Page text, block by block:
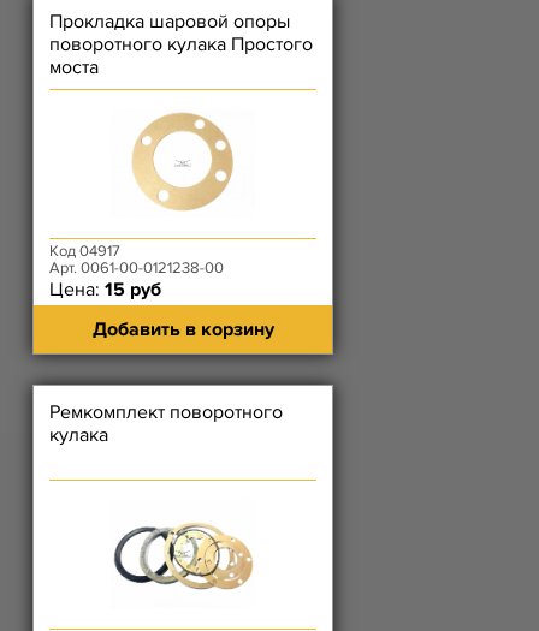
Прокладка шаровой опоры
поворотного кулака Простого
моста
Код 04917
Арт. 0061-00-0121238-00
Цена: 15 руб
Добавить в корзину
Ремкомплект поворотного
кулака